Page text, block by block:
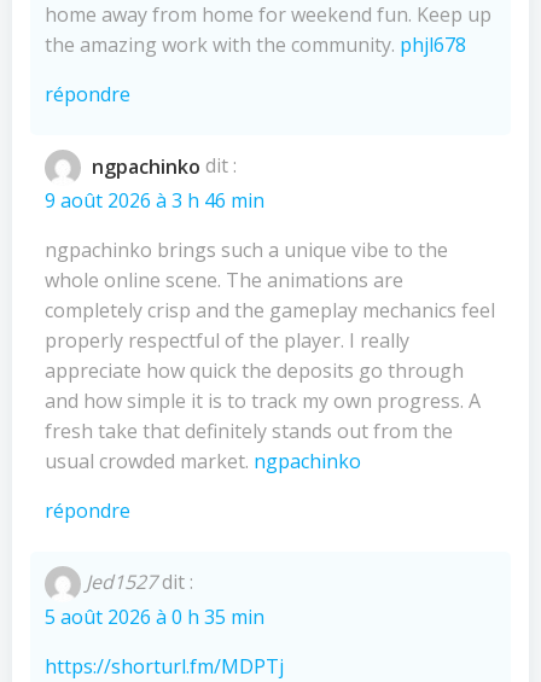
home away from home for weekend fun. Keep up
the amazing work with the community. phjl678
répondre
ngpachinko dit :
9 août 2026 à 3 h 46 min
ngpachinko brings such a unique vibe to the
whole online scene. The animations are
completely crisp and the gameplay mechanics feel
properly respectful of the player. I really
appreciate how quick the deposits go through
and how simple it is to track my own progress. A
fresh take that definitely stands out from the
usual crowded market. ngpachinko
répondre
Jed1527dit :
5 août 2026 à 0 h 35 min
https://shorturl.fm/MDPTj